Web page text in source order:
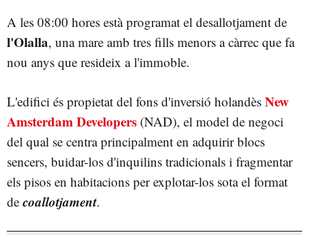
A les 08:00 hores està programat el desallotjament de
l'Olalla, una mare amb tres fills menors a càrrec que fa
nou anys que resideix a l'immoble.
L'edifici és propietat del fons d'inversió holandès New
Amsterdam Developers (NAD), el model de negoci
del qual se centra principalment en adquirir blocs
sencers, buidar-los d'inquilins tradicionals i fragmentar
els pisos en habitacions per explotar-los sota el format
de coallotjament.